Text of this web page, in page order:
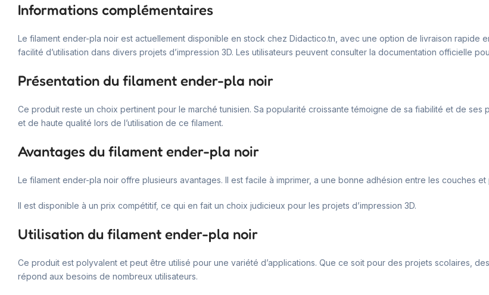
Informations complémentaires
Le filament ender-pla noir est actuellement disponible en stock chez Didactico.tn, avec une option de livraison rapide
facilité d’utilisation dans divers projets d’impression 3D. Les utilisateurs peuvent consulter la documentation officielle
Présentation du filament ender-pla noir
Ce produit reste un choix pertinent pour le marché tunisien. Sa popularité croissante témoigne de sa fiabilité et de ses
et de haute qualité lors de l’utilisation de ce filament.
Avantages du filament ender-pla noir
Le filament ender-pla noir offre plusieurs avantages. Il est facile à imprimer, a une bonne adhésion entre les couches
Il est disponible à un prix compétitif, ce qui en fait un choix judicieux pour les projets d’impression 3D.
Utilisation du filament ender-pla noir
Ce produit est polyvalent et peut être utilisé pour une variété d’applications. Que ce soit pour des projets scolaires,
répond aux besoins de nombreux utilisateurs.